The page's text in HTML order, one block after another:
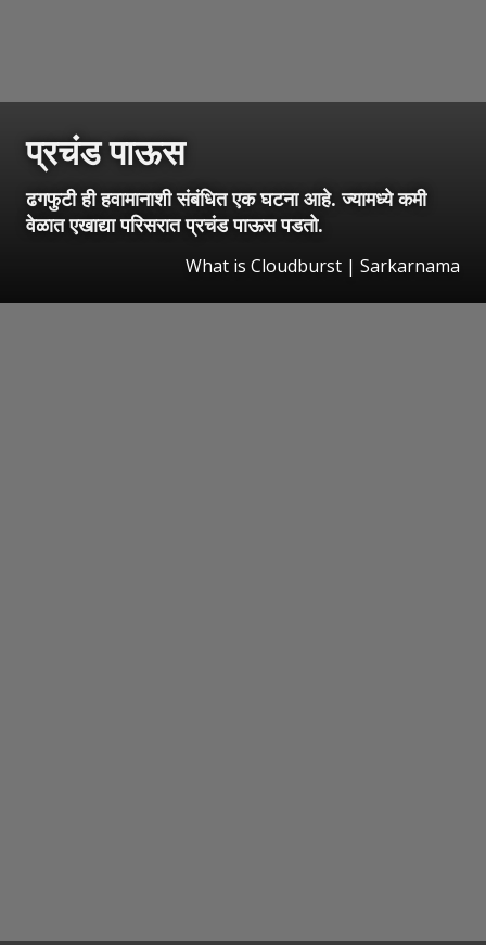
प्रचंड पाऊस
ढगफुटी ही हवामानाशी संबंधित एक घटना आहे. ज्यामध्ये कमी
वेळात एखाद्या परिसरात प्रचंड पाऊस पडतो.
What is Cloudburst | Sarkarnama